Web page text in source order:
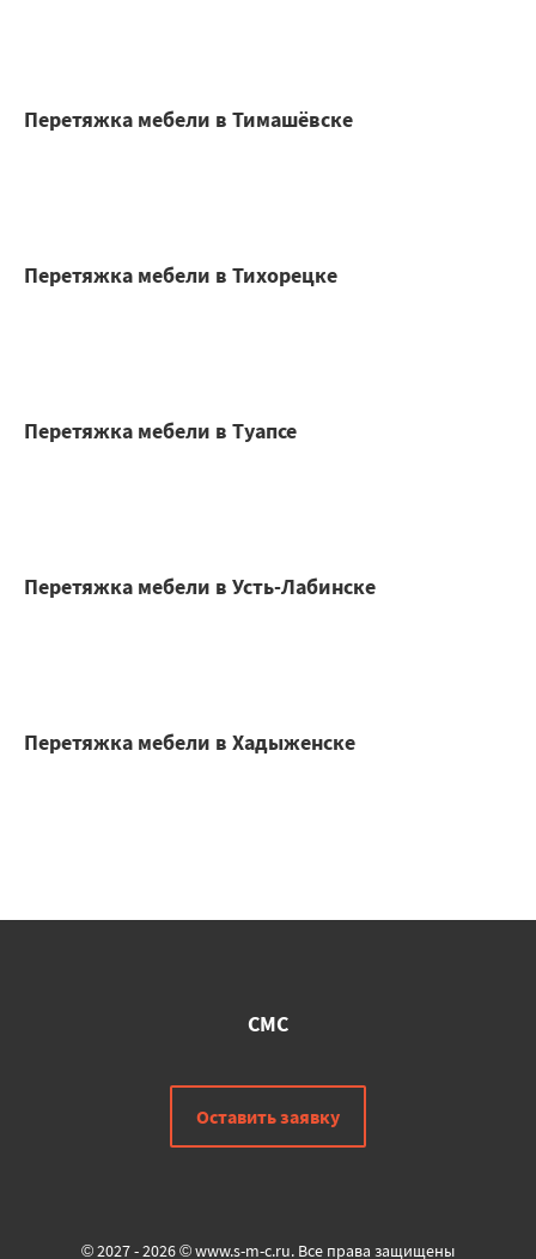
Перетяжка мебели в Тимашёвске
Перетяжка мебели в Тихорецке
Перетяжка мебели в Туапсе
Перетяжка мебели в Усть-Лабинске
Перетяжка мебели в Хадыженске
СМС
Оставить заявку
© 2027 - 2026 © www.s-m-c.ru. Все права защищены